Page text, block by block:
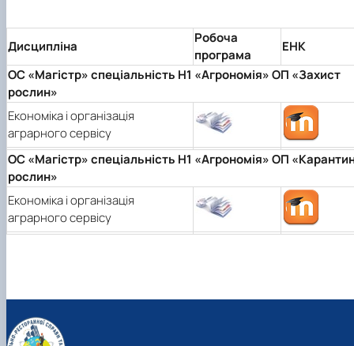
Дисципліна
Робоча
програма
ЕНК
ОС «Магістр» спеціальність H1 «Агрономія» ОП «Захист
рослин»
Економіка і організація
аграрного сервісу
ОС «Магістр» спеціальність H1 «Агрономія» ОП
рослин»
Економіка і організація
аграрного сервісу